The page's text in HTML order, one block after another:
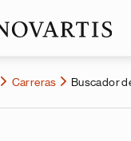
Carreras Buscador